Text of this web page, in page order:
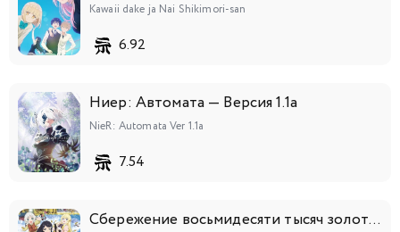
Kawaii dake ja Nai Shikimori-san
6.92
Ниер: Автомата — Версия 1.1а
NieR: Automata Ver 1.1a
7.54
Сбережение восьмидесяти тысяч золотых монет в другом мире к моей старости